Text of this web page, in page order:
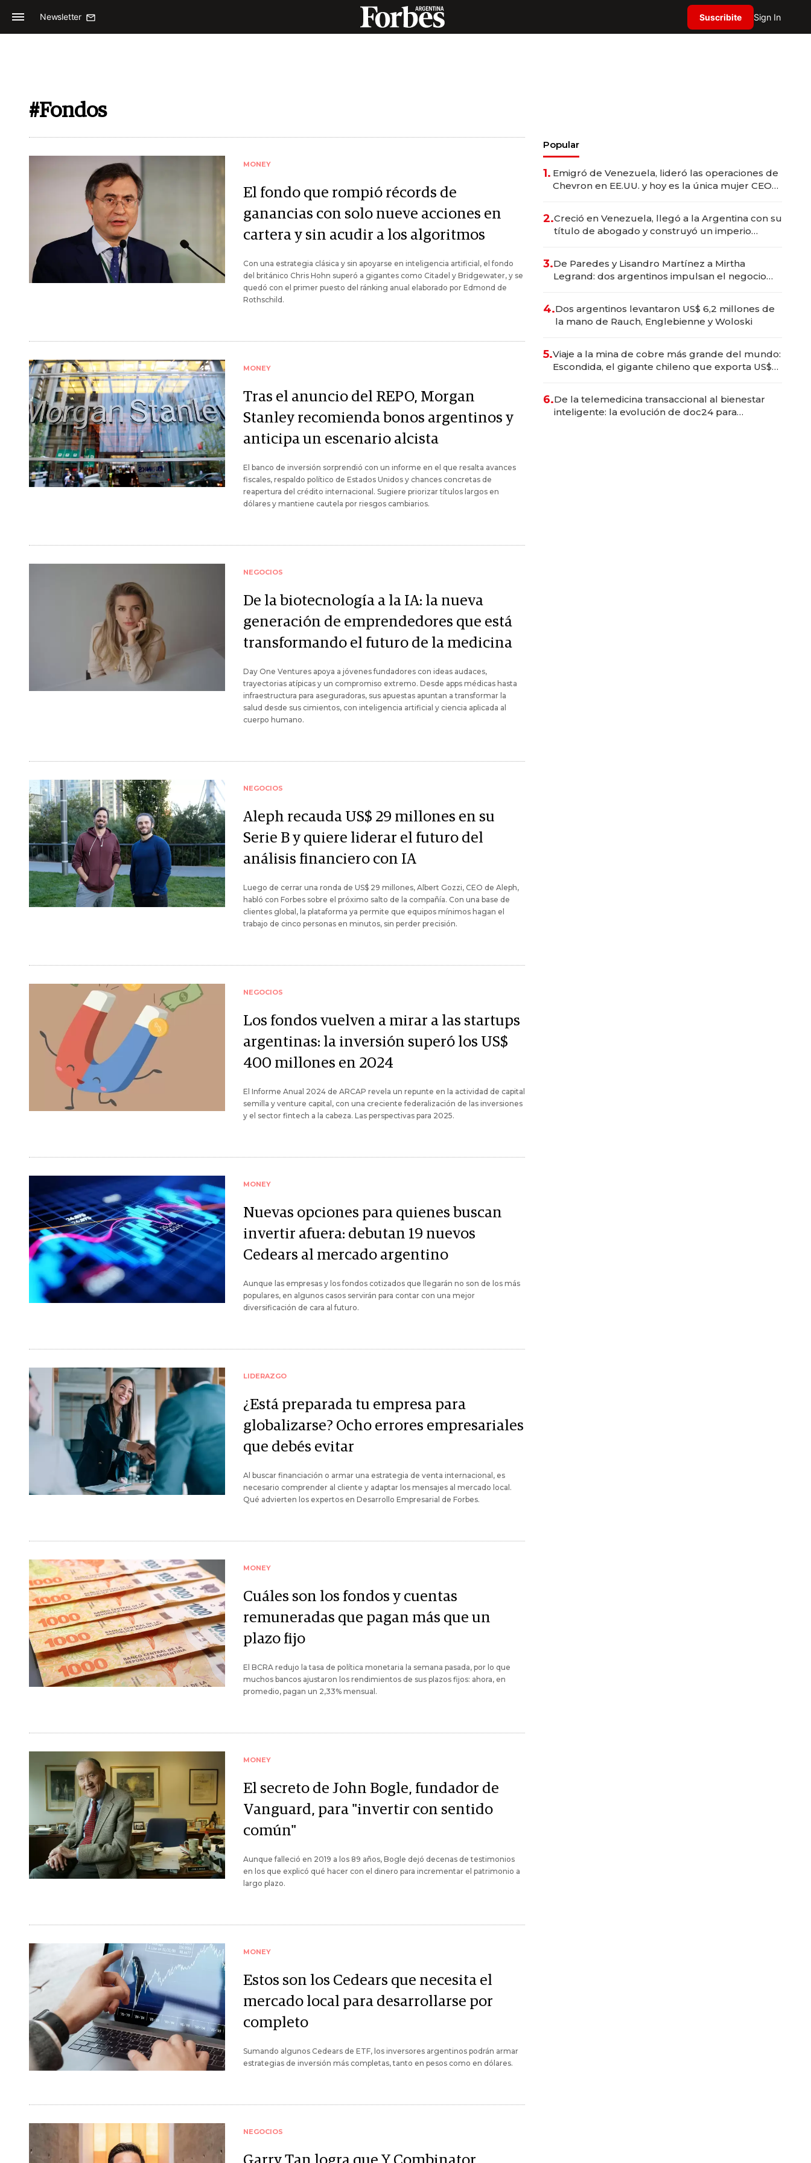
Newsletter Suscribite Sign In
#Fondos
MONEY
El fondo que rompió récords de
ganancias con solo nueve acciones en
cartera y sin acudir a los algoritmos
Con una estrategia clásica y sin apoyarse en inteligencia artificial, el fondo
del británico Chris Hohn superó a gigantes como Citadel y Bridgewater, y se
quedó con el primer puesto del ránking anual elaborado por Edmond de
Rothschild.
MONEY
Tras el anuncio del REPO, Morgan
Stanley recomienda bonos argentinos y
anticipa un escenario alcista
El banco de inversión sorprendió con un informe en el que resalta avances
fiscales, respaldo político de Estados Unidos y chances concretas de
reapertura del crédito internacional. Sugiere priorizar títulos largos en
dólares y mantiene cautela por riesgos cambiarios.
NEGOCIOS
De la biotecnología a la IA: la nueva
generación de emprendedores que está
transformando el futuro de la medicina
Day One Ventures apoya a jóvenes fundadores con ideas audaces,
trayectorias atípicas y un compromiso extremo. Desde apps médicas hasta
infraestructura para aseguradoras, sus apuestas apuntan a transformar la
salud desde sus cimientos, con inteligencia artificial y ciencia aplicada al
cuerpo humano.
NEGOCIOS
Aleph recauda US$ 29 millones en su
Serie B y quiere liderar el futuro del
análisis financiero con IA
Luego de cerrar una ronda de US$ 29 millones, Albert Gozzi, CEO de Aleph,
habló con Forbes sobre el próximo salto de la compañía. Con una base de
clientes global, la plataforma ya permite que equipos mínimos hagan el
trabajo de cinco personas en minutos, sin perder precisión.
NEGOCIOS
Los fondos vuelven a mirar a las startups
argentinas: la inversión superó los US$
400 millones en 2024
El Informe Anual 2024 de ARCAP revela un repunte en la actividad de capital
semilla y venture capital, con una creciente federalización de las inversiones
y el sector fintech a la cabeza. Las perspectivas para 2025.
MONEY
Nuevas opciones para quienes buscan
invertir afuera: debutan 19 nuevos
Cedears al mercado argentino
Aunque las empresas y los fondos cotizados que llegarán no son de los más
populares, en algunos casos servirán para contar con una mejor
diversificación de cara al futuro.
LIDERAZGO
¿Está preparada tu empresa para
globalizarse? Ocho errores empresariales
que debés evitar
Al buscar financiación o armar una estrategia de venta internacional, es
necesario comprender al cliente y adaptar los mensajes al mercado local.
Qué advierten los expertos en Desarrollo Empresarial de Forbes.
MONEY
Cuáles son los fondos y cuentas
remuneradas que pagan más que un
plazo fijo
El BCRA redujo la tasa de política monetaria la semana pasada, por lo que
muchos bancos ajustaron los rendimientos de sus plazos fijos: ahora, en
promedio, pagan un 2,33% mensual.
MONEY
El secreto de John Bogle, fundador de
Vanguard, para "invertir con sentido
común"
Aunque falleció en 2019 a los 89 años, Bogle dejó decenas de testimonios
en los que explicó qué hacer con el dinero para incrementar el patrimonio a
largo plazo.
MONEY
Estos son los Cedears que necesita el
mercado local para desarrollarse por
completo
Sumando algunos Cedears de ETF, los inversores argentinos podrán armar
estrategias de inversión más completas, tanto en pesos como en dólares.
NEGOCIOS
Popular
1. Emigró de Venezuela, lideró las operaciones de
Chevron en EE.UU. y hoy es la única mujer CEO
2.Creció en Venezuela, llegó a la Argentina con su
título de abogado y construyó un imperio
3.De Paredes y Lisandro Martínez a Mirtha
Legrand: dos argentinos impulsan el negocio
4.Dos argentinos levantaron US$ 6,2 millones de
la mano de Rauch, Englebienne y Woloski
5.Viaje a la mina de cobre más grande del mundo:
Escondida, el gigante chileno que exporta US$
6.De la telemedicina transaccional al bienestar
inteligente: la evolución de doc24 para